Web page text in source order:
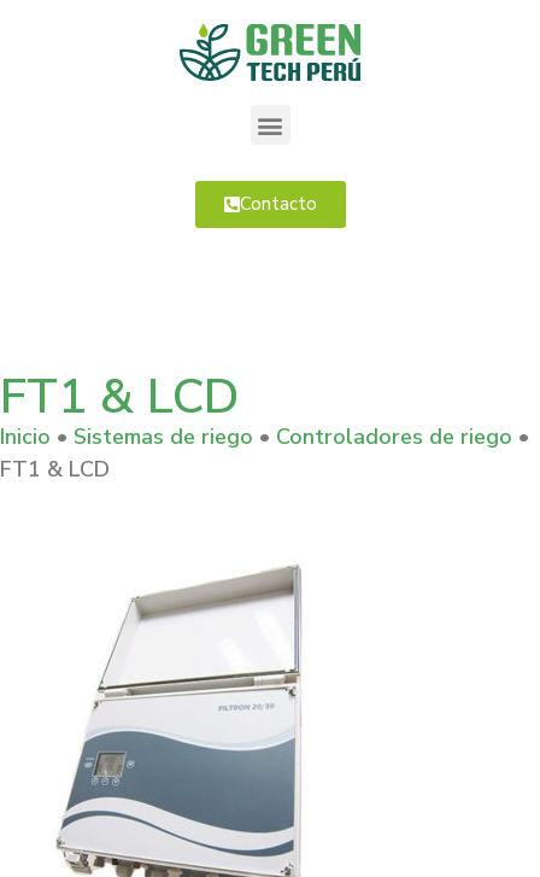
Contacto
FT1 & LCD
Inicio • Sistemas de riego • Controladores de riego •
FT1 & LCD